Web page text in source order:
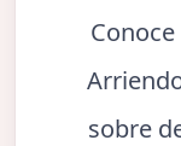
sobre